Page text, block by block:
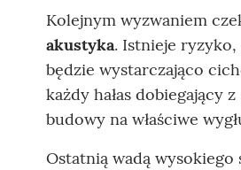
Kolejnym wyzwaniem
akustyka. Istnieje
będzie wystarczająco
każdy hałas dobiegający
budowy na właściwe
Ostatnią wadą